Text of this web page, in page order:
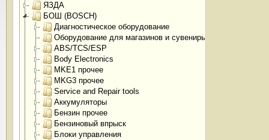
ЯЗДА
БОШ (BOSCH)
Диагностическое оборудование
Оборудование для магазинов и сувениры
ABS/TCS/ESP
Body Electronics
MKE1 прочее
MKG3 прочее
Service and Repair tools
Аккумуляторы
Бензин прочее
Бензиновый впрыск
Блоки управления